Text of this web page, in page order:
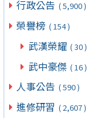
行政公告 ( 5,900 )
榮譽榜 ( 154 )
武漢榮耀 ( 30 )
武中豪傑 ( 16 )
人事公告 ( 590 )
進修研習 ( 2,607 )